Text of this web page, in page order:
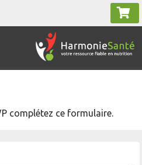
complétez ce formulaire.